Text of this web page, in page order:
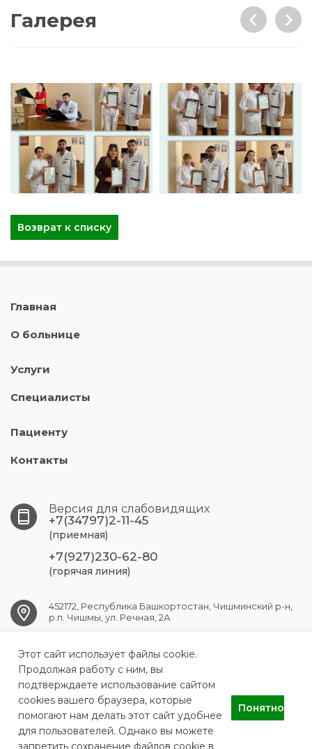
Галерея
Возврат к списку
Главная
О больнице
Услуги
Специалисты
Пациенту
Контакты
Версия для слабовидящих
+7(34797)2-11-45
(приемная)
+7(927)230-62-80
(горячая линия)
452172, Республика Башкортостан, Чишминский р-н,
р.п. Чишмы, ул. Речная, 2А
chishmy.crb@doctorrb.ru
ГБУЗ РБ Чишминская ЦРБ
Этот сайт использует файлы cookie.
Продолжая работу с ним, вы
подтверждаете использование сайтом
cookies вашего браузера, которые
помогают нам делать этот сайт удобнее
для пользователей. Однако вы можете
запретить сохранение файлов cookie в
Понятно